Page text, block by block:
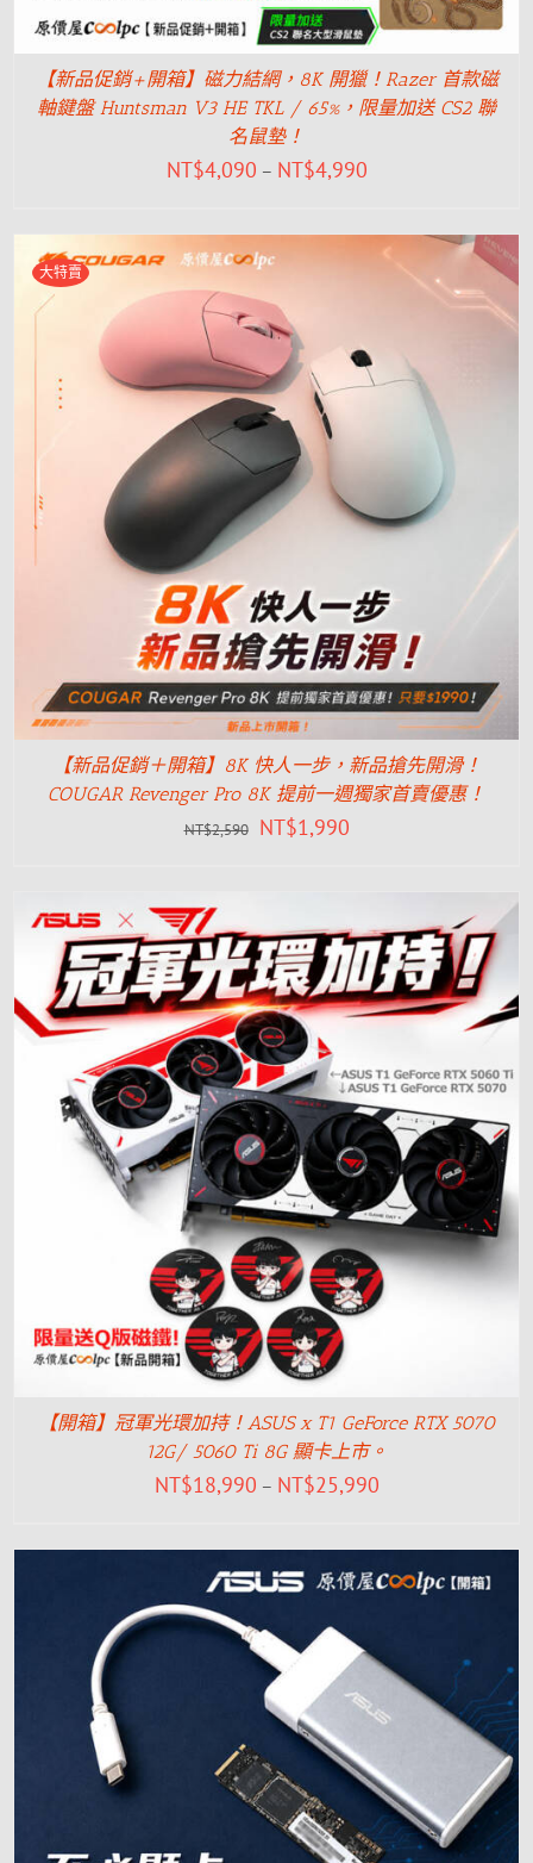
【新品促銷+開箱】磁力結網，8K 開獵！Razer 首款磁
軸鍵盤 Huntsman V3 HE TKL / 65%，限量加送 CS2 聯
名鼠墊！
NT$4,090 – NT$4,990
大特賣
【新品促銷＋開箱】8K 快人一步，新品搶先開滑！
COUGAR Revenger Pro 8K 提前一週獨家首賣優惠！
NT$2,590 NT$1,990
【開箱】冠軍光環加持！ASUS x T1 GeForce RTX 5070
12G/ 5060 Ti 8G 顯卡上市。
NT$18,990 – NT$25,990